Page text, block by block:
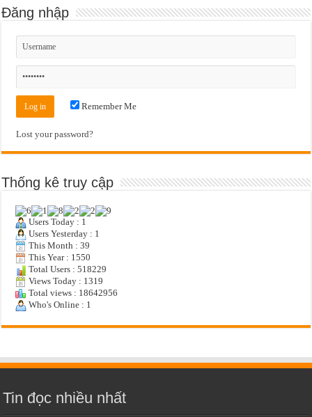
Đăng nhập
Remember Me
Lost your password?
Thống kê truy cập
Users Today : 1
Users Yesterday : 1
This Month : 39
This Year : 1550
Total Users : 518229
Views Today : 1319
Total views : 18642956
Who's Online : 1
Tin đọc nhiều nhất